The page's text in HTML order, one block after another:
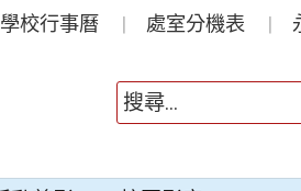
學校行事曆 處室分機表